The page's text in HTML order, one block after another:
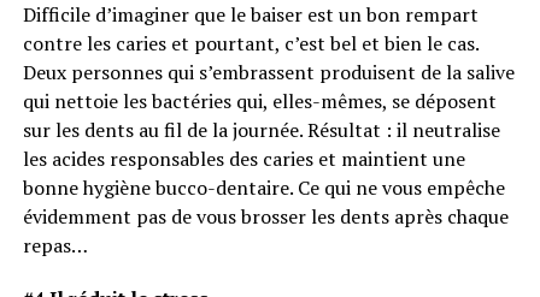
Difficile d’imaginer que le baiser est un bon rempart
contre les caries et pourtant, c’est bel et bien le cas.
Deux personnes qui s’embrassent produisent de la salive
qui nettoie les bactéries qui, elles-mêmes, se déposent
sur les dents au fil de la journée. Résultat : il neutralise
les acides responsables des caries et maintient une
bonne hygiène bucco-dentaire. Ce qui ne vous empêche
évidemment pas de vous brosser les dents après chaque
repas…